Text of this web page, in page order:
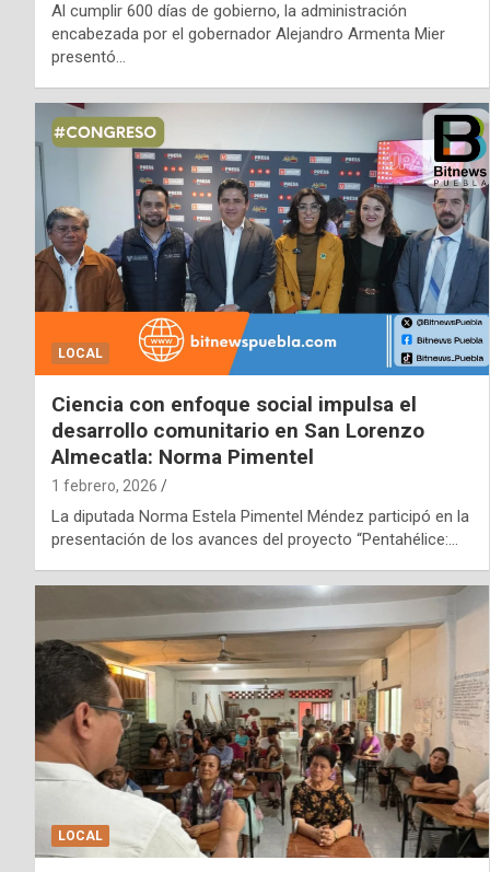
Al cumplir 600 días de gobierno, la administración
encabezada por el gobernador Alejandro Armenta Mier
presentó…
LOCAL
Ciencia con enfoque social impulsa el
desarrollo comunitario en San Lorenzo
Almecatla: Norma Pimentel
1 febrero, 2026
La diputada Norma Estela Pimentel Méndez participó en la
presentación de los avances del proyecto “Pentahélice:…
LOCAL